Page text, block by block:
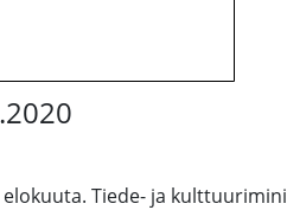
Tiede- ja